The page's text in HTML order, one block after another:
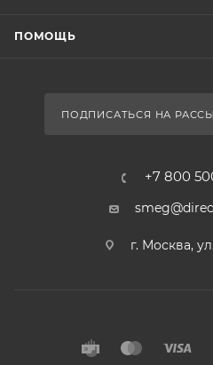
ПОМОЩЬ
ПОДПИСАТЬСЯ НА
+7 800
г. Москва,